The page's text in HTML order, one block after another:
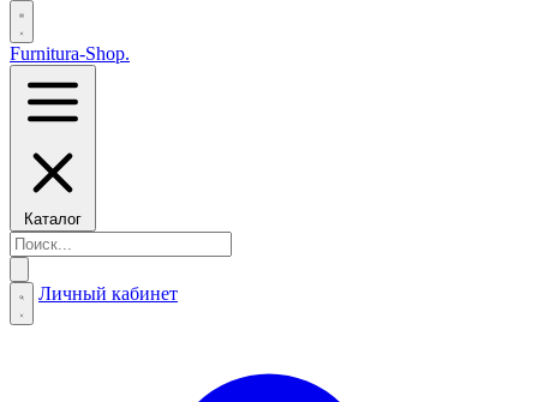
Furnitura-Shop.
Каталог
Личный кабинет